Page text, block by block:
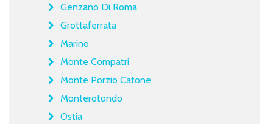
Genzano Di Roma
Grottaferrata
Marino
Monte Compatri
Monte Porzio Catone
Monterotondo
Ostia